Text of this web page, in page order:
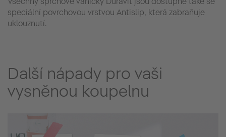
speciální povrchovou vrstvou Antislip, která zabraňuje
uklouznutí.
Další nápady pro vaši
vysněnou koupelnu